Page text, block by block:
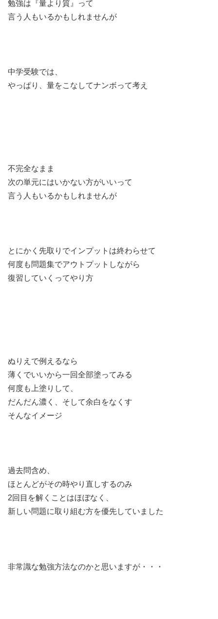
勉強は『量より質』って
言う人もいるかもしれませんが
中学受験では、
やっぱり、量をこなしてナンボって考え
不完全なまま
次の単元にはいかない方がいいって
言う人もいるかもしれませんが
とにかく先取りでインプットは終わらせて
何度も問題集でアウトプットしながら
復習していくってやり方
ぬりえで例えるなら
薄くでいいから一回全部塗ってみる
何度も上塗りして、
だんだん濃く、そして余白をなくす
そんなイメージ
過去問含め、
ほとんどがその時やり直しするのみ
2回目を解くことはほぼなく、
新しい問題に取り組む方を優先していました
非常識な勉強方法なのかと思いますが・・・